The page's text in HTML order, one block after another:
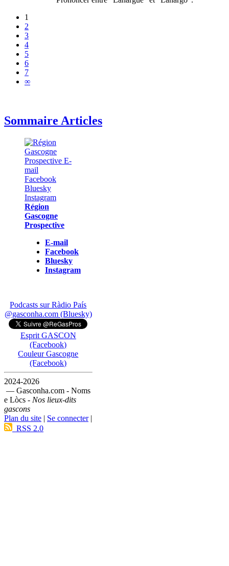
1
2
3
4
5
6
7
∞
Sommaire Articles
Région
Gascogne
Prospective
E-mail
Facebook
Bluesky
Instagram
Podcasts sur Ràdio País
@gasconha.com (Bluesky)
Esprit GASCON
(Facebook)
Couleur Gascogne
(Facebook)
2024-2026
— Gasconha.com - Noms
e Lòcs - Nos lieux-dits
gascons
Plan du site | Se connecter|
RSS 2.0